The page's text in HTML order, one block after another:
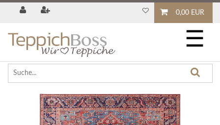
0,00 EUR
☰